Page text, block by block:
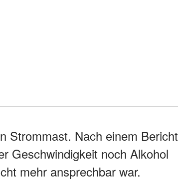
Strommast. Nach einem Bericht
Geschwindigkeit noch Alkohol
mehr ansprechbar war.